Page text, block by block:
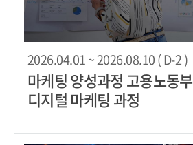
2026.04.01 ~ 2026.08.10 ( D-2 )
마케팅 양성과정 고용노동부
디지털 마케팅 과정